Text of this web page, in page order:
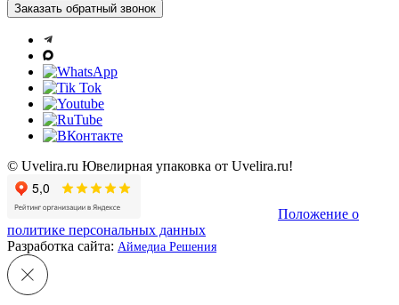
Заказать обратный звонок
© Uvelira.ru Ювелирная упаковка от Uvelira.ru!
Положение о
политике персональных данных
Разработка сайта: Аймедиа Решения